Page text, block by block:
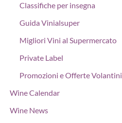
Classifiche per insegna
Guida Vinialsuper
Migliori Vini al Supermercato
Private Label
Promozioni e Offerte Volantini
Wine Calendar
Wine News